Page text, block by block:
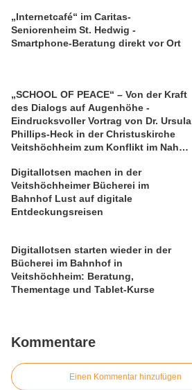
„Internetcafé“ im Caritas-
Seniorenheim St. Hedwig -
Smartphone-Beratung direkt vor Ort
„SCHOOL OF PEACE“ – Von der Kraft
des Dialogs auf Augenhöhe -
Eindrucksvoller Vortrag von Dr. Ursula
Phillips-Heck in der Christuskirche
Veitshöchheim zum Konflikt im Nahen
Digitallotsen machen in der
Veitshöchheimer Bücherei im
Bahnhof Lust auf digitale
Entdeckungsreisen
Digitallotsen starten wieder in der
Bücherei im Bahnhof in
Veitshöchheim: Beratung,
Thementage und Tablet-Kurse
Kommentare
Einen Kommentar hinzufügen